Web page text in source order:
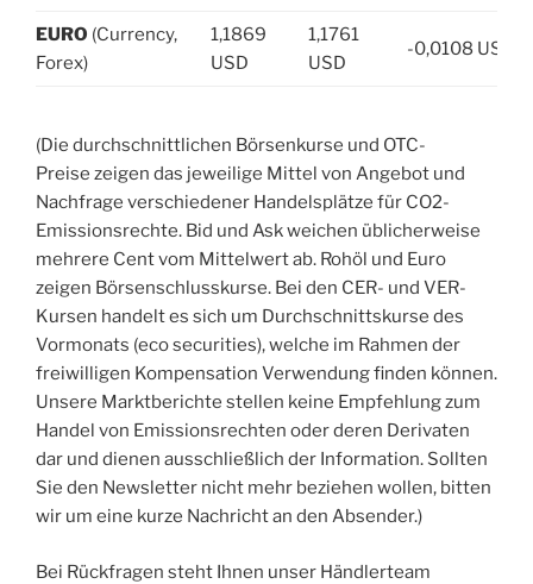
EURO (Currency,
Forex)
1,1869
USD
1,1761
USD
-0,0108 USD
(Die durchschnittlichen Börsenkurse und OTC-
Preise zeigen das jeweilige Mittel von Angebot und
Nachfrage verschiedener Handelsplätze für CO2-
Emissionsrechte. Bid und Ask weichen üblicherweise
mehrere Cent vom Mittelwert ab. Rohöl und Euro
zeigen Börsenschlusskurse. Bei den CER- und VER-
Kursen handelt es sich um Durchschnittskurse des
Vormonats (eco securities), welche im Rahmen der
freiwilligen Kompensation Verwendung finden können.
Unsere Marktberichte stellen keine Empfehlung zum
Handel von Emissionsrechten oder deren Derivaten
dar und dienen ausschließlich der Information. Sollten
Sie den Newsletter nicht mehr beziehen wollen, bitten
wir um eine kurze Nachricht an den Absender.)
Bei Rückfragen steht Ihnen unser Händlerteam